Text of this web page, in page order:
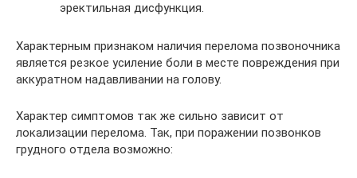
эректильная дисфункция.
Характерным признаком наличия перелома позвоночника
является резкое усиление боли в месте повреждения при
аккуратном надавливании на голову.
Характер симптомов так же сильно зависит от
локализации перелома. Так, при поражении позвонков
грудного отдела возможно: